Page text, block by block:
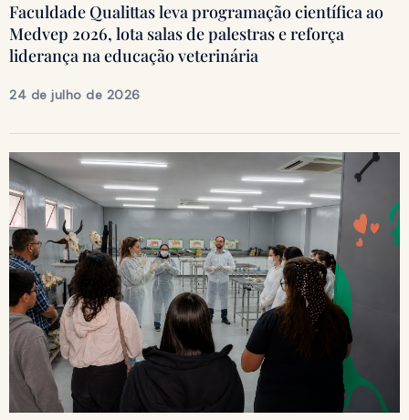
Faculdade Qualittas leva programação científica ao
Medvep 2026, lota salas de palestras e reforça
liderança na educação veterinária
24 de julho de 2026